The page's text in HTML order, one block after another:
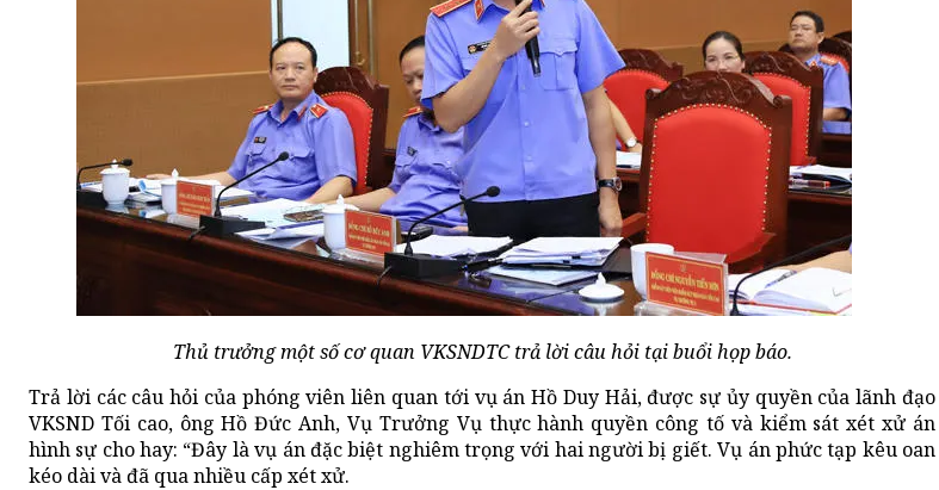
Thủ trưởng một số cơ quan VKSNDTC trả lời câu hỏi tại buổi họp báo.
Trả lời các câu hỏi của phóng viên liên quan tới vụ án Hồ Duy Hải, được sự ủy quyền của lãnh đạo
VKSND Tối cao, ông Hồ Đức Anh, Vụ Trưởng Vụ thực hành quyền công tố và kiểm sát xét xử án
hình sự cho hay: “Đây là vụ án đặc biệt nghiêm trọng với hai người bị giết. Vụ án phức tạp kêu oan
kéo dài và đã qua nhiều cấp xét xử.